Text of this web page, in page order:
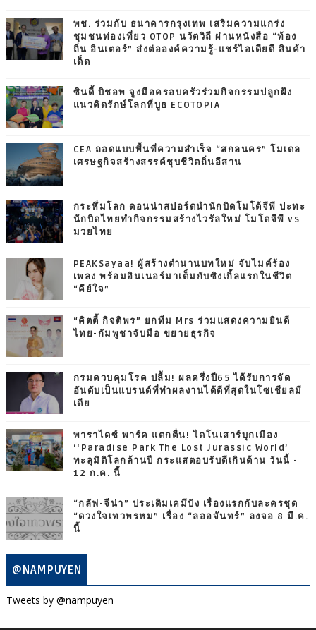
พช. ร่วมกับ ธนาคารกรุงเทพ เสริมความแกร่ง
ชุมชนท่องเที่ยว OTOP นวัตวิถี ผ่านหนังสือ “ท้อง
ถิ่น อินเตอร์” ส่งต่อองค์ความรู้-แชร์ไอเดียดี สินค้า
เด็ด
ซินดี้ บิชอพ จูงมือครอบครัวร่วมกิจกรรมปลูกฝัง
แนวคิดรักษ์โลกที่บูธ ECOTOPIA
CEA ถอดแบบพื้นที่ความสำเร็จ “สกลนคร” โมเดล
เศรษฐกิจสร้างสรรค์ชุบชีวิตถิ่นอีสาน
กระหึ่มโลก ดอนน่าสปอร์ตนำนักบิดโมโต้จีพี ปะทะ
นักบิดไทยทำกิจกรรมสร้างไวรัลใหม่ โมโตจีพี vs
มวยไทย
PEAKSayaa! ผู้สร้างตำนานบทใหม่ จับไมค์ร้อง
เพลง พร้อมอินเนอร์มาเต็มกับซิงเกิ้ลแรกในชีวิต
“คีย์ใจ”
“คิตตี้ กิจติพร” ยกทีม Mrs ร่วมแสดงความยินดี
ไทย-กัมพูชาจับมือ ขยายธุรกิจ
กรมควบคุมโรค ปลื้ม! ผลครึ่งปี65 ได้รับการจัด
อันดับเป็นแบรนด์ที่ทำผลงานได้ดีที่สุดในโซเชียลมี
เดีย
พาราไดซ์ พาร์ค แตกตื่น! ไดโนเสาร์บุกเมือง
‘‘Paradise Park The Lost Jurassic World’
ทะลุมิติโลกล้านปี กระแสตอบรับดีเกินต้าน วันนี้ -
12 ก.ค. นี้
“กลัฟ-จีน่า” ประเดิมเคมีปัง เรื่องแรกกับละครชุด
“ดวงใจเทวพรหม” เรื่อง “ลออจันทร์” ลงจอ 8 มี.ค.
นี้
@NAMPUYEN
Tweets by @nampuyen